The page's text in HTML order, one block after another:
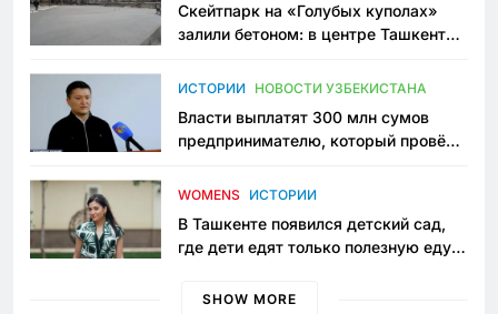
Скейтпарк на «Голубых куполах»
залили бетоном: в центре Ташкента
пространство
ИСТОРИИ НОВОСТИ УЗБЕКИСТАНА
Власти выплатят 300 млн сумов
предпринимателю, который провёл
приговору
WOMENS ИСТОРИИ
В Ташкенте появился детский сад,
где дети едят только полезную еду.
просить «кашу без сахара»
SHOW MORE